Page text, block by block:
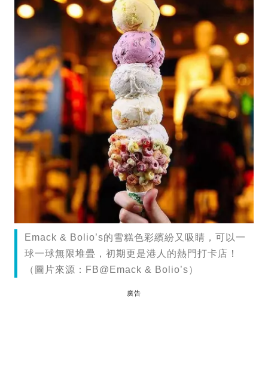
Emack & Bolio’s的雪糕色彩繽紛又吸睛，可以一
球一球無限堆疊，初期更是港人的熱門打卡店！
（圖片來源：FB@Emack & Bolio’s）
廣告